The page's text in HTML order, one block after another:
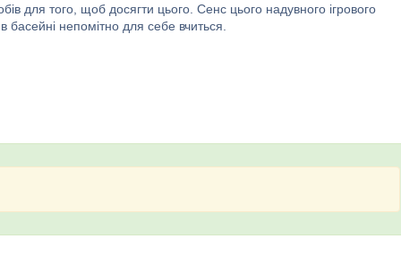
для того, щоб досягти цього. Сенс цього надувного ігрового
непомітно для себе вчиться.